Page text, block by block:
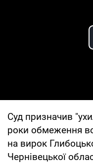
Суд призначив
роки обмеження
на вирок
Чернівецької